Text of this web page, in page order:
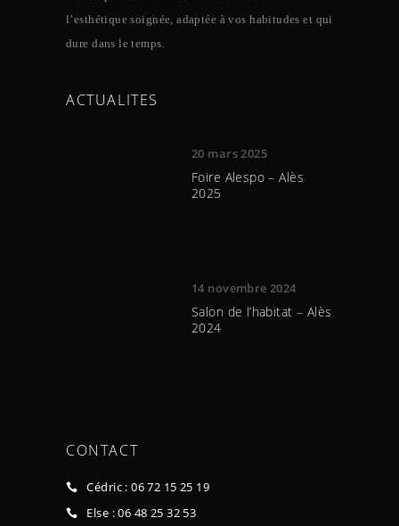
l’esthétique soignée, adaptée à vos habitudes et qui
dure dans le temps.
ACTUALITES
20 mars 2025
Foire Alespo – Alès
2025
14 novembre 2024
Salon de l’habitat – Alès
2024
CONTACT
Cédric : 06 72 15 25 19
Else : 06 48 25 32 53